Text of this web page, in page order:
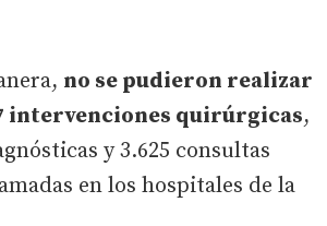
no se pudieron realizar
intervenciones quirúrgicas,
y 3.625 consultas
en los hospitales de la